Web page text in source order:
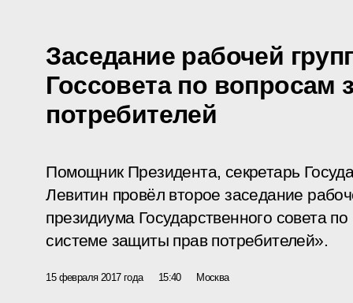
Заседание рабочей
Госсовета по вопросам
потребителей
Помощник Президента, секретарь
Левитин провёл второе заседание
президиума Государственного совета
системе защиты прав потребителей».
15 февраля 2017 года 15:40 Москва